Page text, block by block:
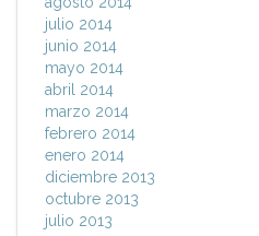
julio 2014
junio 2014
mayo 2014
abril 2014
marzo 2014
febrero 2014
enero 2014
diciembre 2013
octubre 2013
julio 2013